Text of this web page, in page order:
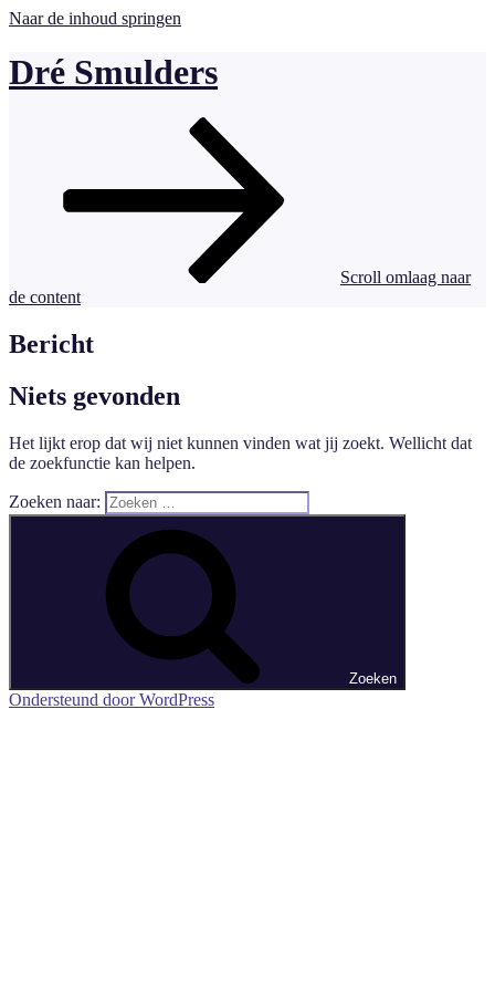
Naar de inhoud springen
Dré Smulders
Scroll omlaag naar
de content
Bericht
Niets gevonden
Het lijkt erop dat wij niet kunnen vinden wat jij zoekt. Wellicht dat
de zoekfunctie kan helpen.
Zoeken naar:
Zoeken
Ondersteund door WordPress